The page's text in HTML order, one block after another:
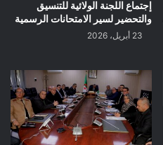
إجتماع اللجنة الولائية للتنسيق
والتحضير لسير الامتحانات الرسمية
23 أبريل، 2026